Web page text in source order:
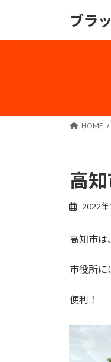
ブラ
HOME
高
2022
高知市は
市役所に
便利！